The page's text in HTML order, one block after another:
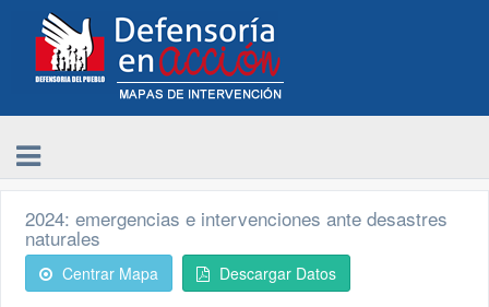
2024: emergencias e intervenciones ante desastres
naturales
Centrar Mapa Descargar Datos